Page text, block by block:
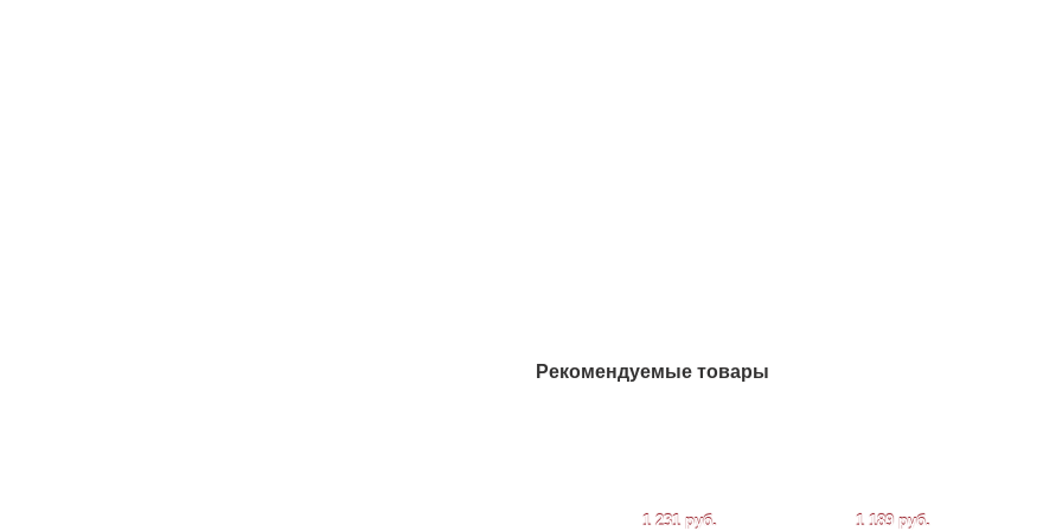
Рекомендуемые товары
1 231 руб. 1 189 руб.